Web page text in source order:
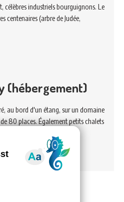
industriels bourguignons. Le
centenaires (arbre de Judée,
(hébergement)
au bord d'un étang, sur un domaine
80 places. Également petits chalets